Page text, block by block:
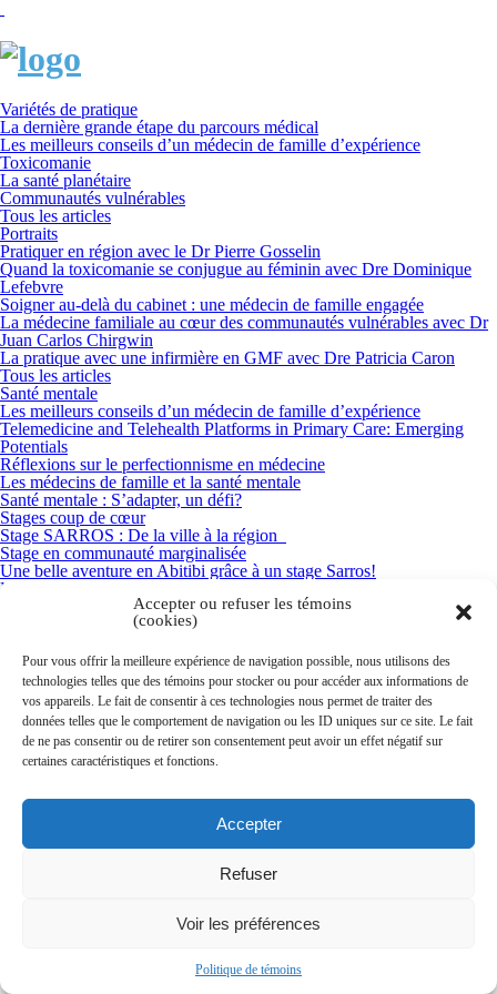
Accepter ou refuser les témoins
(cookies)
Pour vous offrir la meilleure expérience de navigation possible, nous utilisons des
technologies telles que des témoins pour stocker ou pour accéder aux informations de
vos appareils. Le fait de consentir à ces technologies nous permet de traiter des
données telles que le comportement de navigation ou les ID uniques sur ce site. Le fait
de ne pas consentir ou de retirer son consentement peut avoir un effet négatif sur
certaines caractéristiques et fonctions.
Accepter
Refuser
Voir les préférences
Politique de témoins
Variétés de pratique
La dernière grande étape du parcours médical
Les meilleurs conseils d’un médecin de famille d’expérience
Toxicomanie
La santé planétaire
Communautés vulnérables
Tous les articles
Portraits
Pratiquer en région avec le Dr Pierre Gosselin
Quand la toxicomanie se conjugue au féminin avec Dre Dominique
Lefebvre
Soigner au-delà du cabinet : une médecin de famille engagée
La médecine familiale au cœur des communautés vulnérables avec Dr
Juan Carlos Chirgwin
La pratique avec une infirmière en GMF avec Dre Patricia Caron
Tous les articles
Santé mentale
Les meilleurs conseils d’un médecin de famille d’expérience
Telemedicine and Telehealth Platforms in Primary Care: Emerging
Potentials
Réflexions sur le perfectionnisme en médecine
Les médecins de famille et la santé mentale
Santé mentale : S’adapter, un défi?
Stages coup de cœur
Stage SARROS : De la ville à la région
Stage en communauté marginalisée
Une belle aventure en Abitibi grâce à un stage Sarros!
L’éthique des stages d’observation
Nous joindre
UMF
Accueil
UMF